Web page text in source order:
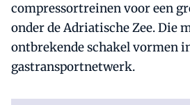
compressortreinen voor een
onder de Adriatische Zee. Die
ontbrekende schakel vormen
gastransportnetwerk.